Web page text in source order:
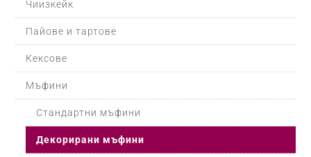
Чиизкейк
Пайове и тартове
Кексове
Мъфини
Стандартни мъфини
Декорирани мъфини